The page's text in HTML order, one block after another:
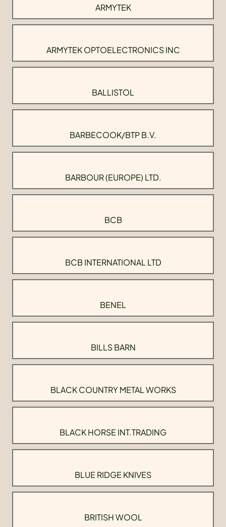
ARMYTEK
ARMYTEK OPTOELECTRONICS INC
BALLISTOL
BARBECOOK/BTP B.V.
BARBOUR (EUROPE) LTD.
BCB
BCB INTERNATIONAL LTD
BENEL
BILLS BARN
BLACK COUNTRY METAL WORKS
BLACK HORSE INT.TRADING
BLUE RIDGE KNIVES
BRITISH WOOL